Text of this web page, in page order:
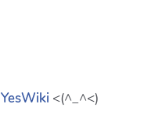
YesWiki <(^_^<)